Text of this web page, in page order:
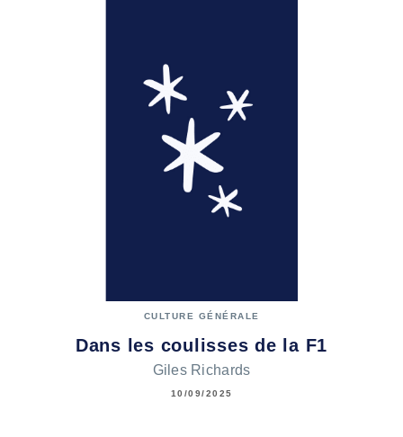
CULTURE GÉNÉRALE
Dans les coulisses de la F1
Giles Richards
10/09/2025